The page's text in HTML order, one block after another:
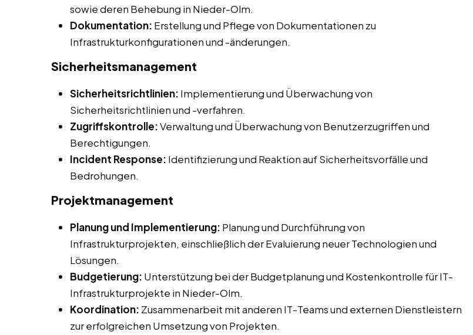
sowie deren Behebung in Nieder-Olm.
Dokumentation: Erstellung und Pflege von Dokumentationen zu
Infrastrukturkonfigurationen und -änderungen.
Sicherheitsmanagement
Sicherheitsrichtlinien: Implementierung und Überwachung von
Sicherheitsrichtlinien und -verfahren.
Zugriffskontrolle:Verwaltung und Überwachung von Benutzerzugriffen und
Berechtigungen.
Incident Response: Identifizierung und Reaktion auf Sicherheitsvorfälle und
Bedrohungen.
Projektmanagement
Planung und Implementierung: Planung und Durchführung von
Infrastrukturprojekten, einschließlich der Evaluierung neuer Technologien und
Lösungen.
Budgetierung: Unterstützung bei der Budgetplanung und Kostenkontrolle für IT-
Infrastrukturprojekte in Nieder-Olm.
Koordination: Zusammenarbeit mit anderen IT-Teams und externen Dienstleistern
zur erfolgreichen Umsetzung von Projekten.